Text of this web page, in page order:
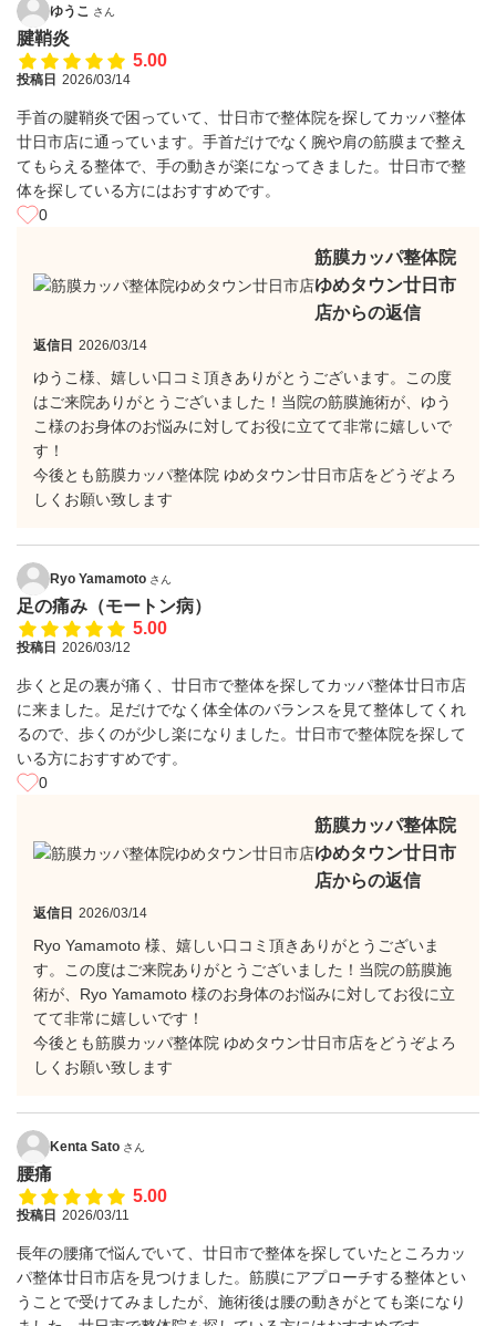
ゆうこ さん
腱鞘炎
5.00
投稿日 2026/03/14
手首の腱鞘炎で困っていて、廿日市で整体院を探してカッパ整体
廿日市店に通っています。手首だけでなく腕や肩の筋膜まで整え
てもらえる整体で、手の動きが楽になってきました。廿日市で整
体を探している方にはおすすめです。
0
筋膜カッパ整体院
ゆめタウン廿日市
店からの返信
返信日 2026/03/14
ゆうこ様、嬉しい口コミ頂きありがとうございます。この度
はご来院ありがとうございました！当院の筋膜施術が、ゆう
こ様のお身体のお悩みに対してお役に立てて非常に嬉しいで
す！
今後とも筋膜カッパ整体院 ゆめタウン廿日市店をどうぞよろ
しくお願い致します
Ryo Yamamoto さん
足の痛み（モートン病）
5.00
投稿日 2026/03/12
歩くと足の裏が痛く、廿日市で整体を探してカッパ整体廿日市店
に来ました。足だけでなく体全体のバランスを見て整体してくれ
るので、歩くのが少し楽になりました。廿日市で整体院を探して
いる方におすすめです。
0
筋膜カッパ整体院
ゆめタウン廿日市
店からの返信
返信日 2026/03/14
Ryo Yamamoto 様、嬉しい口コミ頂きありがとうございま
す。この度はご来院ありがとうございました！当院の筋膜施
術が、Ryo Yamamoto 様のお身体のお悩みに対してお役に立
てて非常に嬉しいです！
今後とも筋膜カッパ整体院 ゆめタウン廿日市店をどうぞよろ
しくお願い致します
Kenta Sato さん
腰痛
5.00
投稿日 2026/03/11
長年の腰痛で悩んでいて、廿日市で整体を探していたところカッ
パ整体廿日市店を見つけました。筋膜にアプローチする整体とい
うことで受けてみましたが、施術後は腰の動きがとても楽になり